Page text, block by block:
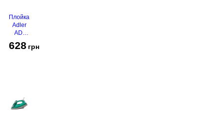
Плойка
Adler
AD-
628 грн